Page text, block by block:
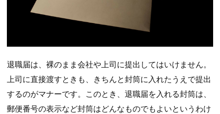
退職届は、裸のまま会社や上司に提出してはいけません。
上司に直接渡すときも、きちんと封筒に入れたうえで提出
するのがマナーです。このとき、退職届を入れる封筒は、
郵便番号の表示など封筒はどんなものでもよいというわけ